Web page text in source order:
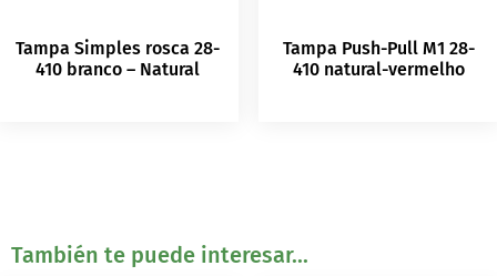
Tampa Simples rosca 28-
410 branco – Natural
Tampa Push-Pull M1 28-
410 natural-vermelho
También te puede interesar...